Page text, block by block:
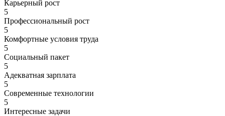
Карьерный рост
5
Профессиональный рост
5
Комфортные условия труда
5
Социальный пакет
5
Адекватная зарплата
5
Современные технологии
5
Интересные задачи